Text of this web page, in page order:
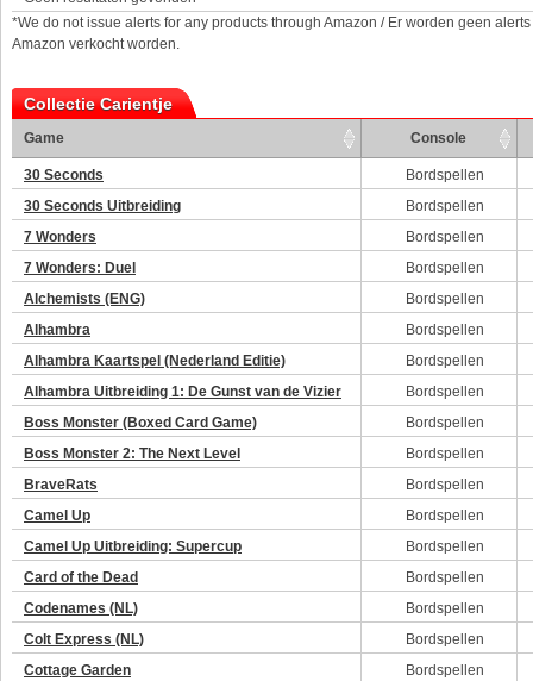
*We do not issue alerts for any products through Amazon / Er worden geen
Amazon verkocht worden.
Collectie Carientje
Game Console
30 Seconds
Bordspellen
30 Seconds Uitbreiding
Bordspellen
7 Wonders
Bordspellen
7 Wonders: Duel
Bordspellen
Alchemists (ENG)
Bordspellen
Alhambra
Bordspellen
Alhambra Kaartspel (Nederland Editie)
Bordspellen
Alhambra Uitbreiding 1: De Gunst van de Vizier
Bordspellen
Boss Monster (Boxed Card Game)
Bordspellen
Boss Monster 2: The Next Level
Bordspellen
BraveRats
Bordspellen
Camel Up
Bordspellen
Camel Up Uitbreiding: Supercup
Bordspellen
Card of the Dead
Bordspellen
Codenames (NL)
Bordspellen
Colt Express (NL)
Bordspellen
Cottage Garden
Bordspellen